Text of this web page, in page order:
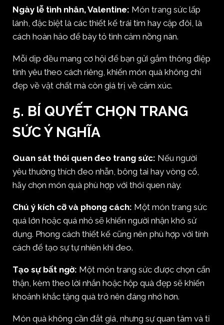
Ngày lễ tình nhân, Valentine: Món trang sức lấp
lánh, đặc biệt là các thiết kế trái tim hay cặp đôi, là
cách hoàn hảo để bày tỏ tình cảm nồng nàn.
Mỗi dịp đều mang cơ hội để bạn gửi gắm thông điệp
tình yêu theo cách riêng, khiến món quà không chỉ
đẹp về vật chất mà còn giá trị về cảm xúc.
5. BÍ QUYẾT CHỌN TRANG
SỨC Ý NGHĨA
Quan sát thói quen đeo trang sức: Nếu người
yêu thường thích đeo nhẫn, bông tai hay vòng cổ,
hãy chọn món quà phù hợp với thói quen này.
Chú ý kích cỡ và phong cách: Một món trang sức
quá lớn hoặc quá nhỏ sẽ khiến người nhận khó sử
dụng. Phong cách thiết kế cũng nên phù hợp với tính
cách để tạo sự tự nhiên khi đeo.
Tạo sự bất ngờ: Một món trang sức được chọn cẩn
thận, kèm theo lời nhắn hoặc hộp quà đẹp sẽ khiến
khoảnh khắc tặng quà trở nên đáng nhớ hơn.
Món quà không cần đắt giá, nhưng sự quan tâm và tỉ